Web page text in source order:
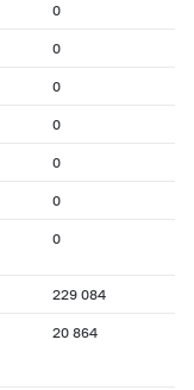
0
0
0
0
0
0
0
229 084
20 864